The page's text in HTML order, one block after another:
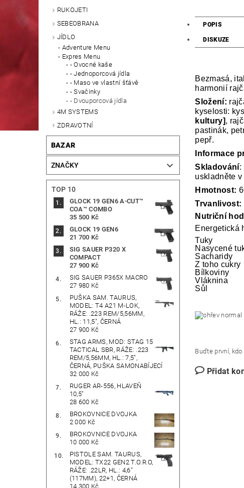
RUKOJETI
SEBEOBRANA
JÍDLO
Adventure Menu
Expres Menu
- Ovocné kaše
- Jednoporcová jídla
- Maso ve vlastní šťávě
- Svačinky
- Dvouporcová jídla
4M SYSTEMS
ZDRAVOTNÍ
BAZAR
ZNAČKY
TOP 10
GLOCK 19 GEN6 A-CUT™
COA™ COMBO
35 500 Kč
GLOCK 19 GEN6
21 700 Kč
SIG SAUER P320 X
COMPACT
27 900 Kč
SIG SAUER P365X MACRO
27 980 Kč
PUŠKA SAM. TAURUS,
MODEL: T4 A21 M-LOK,
RÁŽE: .223 REM/5,56MM,
HL.: 11,5", ČERNÁ
27 900 Kč
STAG ARMS, MOD: STAG 15
TACTICAL SBR, RÁŽE: .223
REM/5,56MM, HL.: 7,5",
ČERNÁ, PUŠKA SAMONABÍJECÍ
32 000 Kč
RUGER AR-556, HLAVEŇ
10,5"
28 600 Kč
BROKOVNICE DVOJKA
2 000 Kč
BROKOVNICE DVOJKA
10 000 Kč
PISTOLE SAM. TAURUS,
MODEL: TX22 GEN2 T.O.R.O,
RÁŽE: .22LR, HL.: 4,6"
(117MM), 22+1, ČERNÁ
14 300 Kč
POPIS
DISKUZE
Bezmasá,
harmonií
Složení:
kyselosti:
kultury],
pastinák,
pepř.
Informace
Skladování:
uskladněte
Hmotnost:
Trvanlivost:
Nutriční
Energetická
Tuky
Nasycené
Sacharidy
Z toho cukry
Bílkoviny
Vláknina
Sůl
Buďte první,
Přidat